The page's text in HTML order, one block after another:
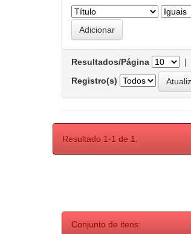
Resultados/Página |
Registro(s)
Resultado 1-1 de 1.
Conjunto de itens: